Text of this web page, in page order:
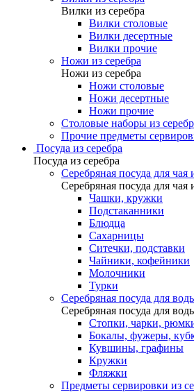
Вилки из серебра
Вилки столовые
Вилки десертные
Вилки прочие
Ножи из серебра
Ножи из серебра
Ножи столовые
Ножи десертные
Ножи прочие
Столовые наборы из
Прочие предметы
Посуда из серебра
Посуда из серебра
Серебряная посуда для чая
Серебряная посуда для чая
Чашки, кружки
Подстаканники
Блюдца
Сахарницы
Ситечки, подставки
Чайники, кофейники
Молочники
Турки
Серебряная посуда для
Серебряная посуда для
Стопки, чарки,
Бокалы, фужеры,
Кувшины, графины
Кружки
Фляжки
Предметы сервировки из